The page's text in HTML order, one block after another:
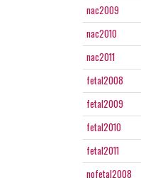
nac2009
nac2010
nac2011
fetal2008
fetal2009
fetal2010
fetal2011
nofetal2008